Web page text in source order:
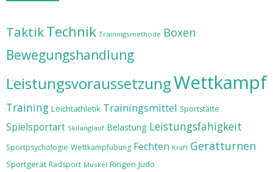
TaktikTechnik Trainingsmethode Boxen
Bewegungshandlung
LeistungsvoraussetzungWettkampf
Training Leichtathletik Trainingsmittel Sportstätte
Spielsportart Skilanglauf Belastung Leistungsfähigkeit
Sportpsychologie Wettkampfübung Fechten Kraft Gerätturnen
Sportgerät Radsport Muskel Ringen Judo